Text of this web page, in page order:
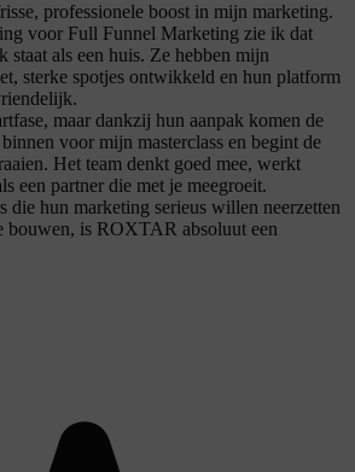
professionele boost in mijn marketing.
voor Full Funnel Marketing zie ik dat
staat als een huis. Ze hebben mijn
sterke spotjes ontwikkeld en hun platform
maar dankzij hun aanpak komen de
voor mijn masterclass en begint de
Het team denkt goed mee, werkt
een partner die met je meegroeit.
die hun marketing serieus willen neerzetten
bouwen, is ROXTAR absoluut een